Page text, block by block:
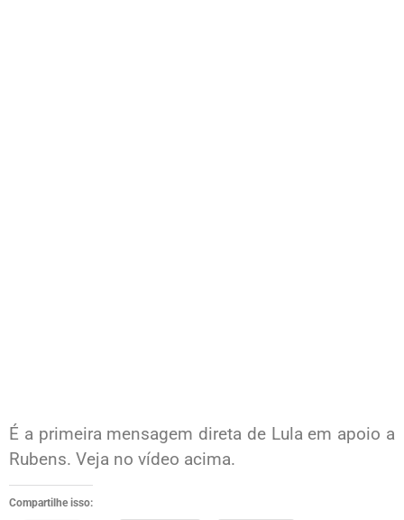
É a primeira mensagem direta de Lula em apoio a
Rubens. Veja no vídeo acima.
Compartilhe isso: